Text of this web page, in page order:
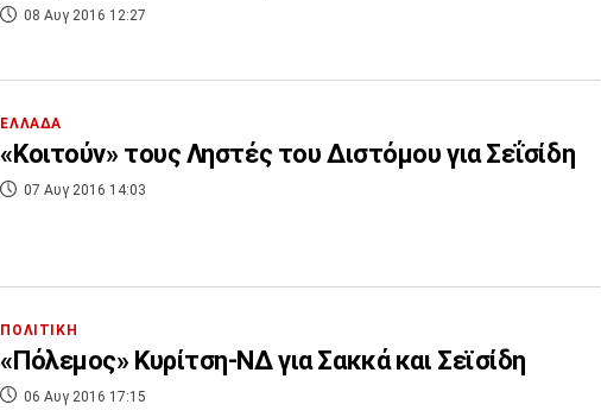
08 Αυγ 2016 12:27
ΕΛΛΑΔΑ
«Κοιτούν» τους Ληστές του Διστόμου για Σεΐσίδη
07 Αυγ 2016 14:03
ΠΟΛΙΤΙΚΗ
«Πόλεμος» Κυρίτση-ΝΔ για Σακκά και Σεϊσίδη
06 Αυγ 2016 17:15